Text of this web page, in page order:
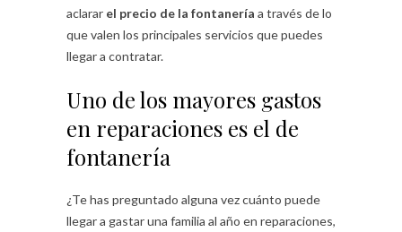
aclarar el precio de la fontanería a través de lo
que valen los principales servicios que puedes
llegar a contratar.
Uno de los mayores gastos
en reparaciones es el de
fontanería
¿Te has preguntado alguna vez cuánto puede
llegar a gastar una familia al año en reparaciones,